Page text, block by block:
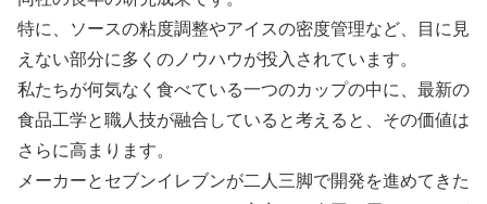
特に、ソースの粘度調整やアイスの密度管理など、目に見
えない部分に多くのノウハウが投入されています。
私たちが何気なく食べている一つのカップの中に、最新の
食品工学と職人技が融合していると考えると、その価値は
さらに高まります。
メーカーとセブンイレブンが二人三脚で開発を進めてきた